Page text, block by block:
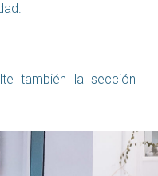
también la sección